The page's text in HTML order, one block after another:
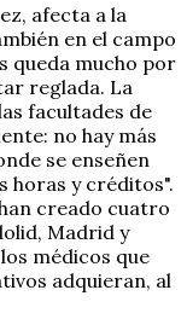
afecta a la
en el campo
queda mucho por
reglada. La
facultades de
no hay más
se enseñen
horas y créditos".
creado cuatro
Madrid y
médicos que
adquieran, al